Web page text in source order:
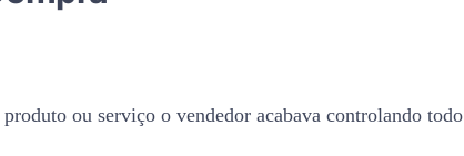
ou serviço o vendedor acabava controlando todo